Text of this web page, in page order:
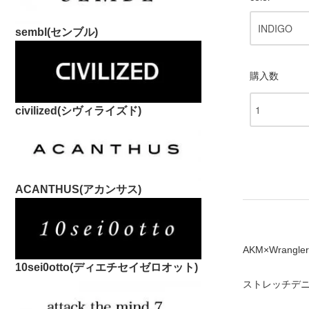
sembl(センブル)
civilized(シヴィライズド)
ACANTHUS(アカンサス)
10sei0otto(ディエチセイゼロオット)
購入数
AKM×Wrangler
ストレッチデ